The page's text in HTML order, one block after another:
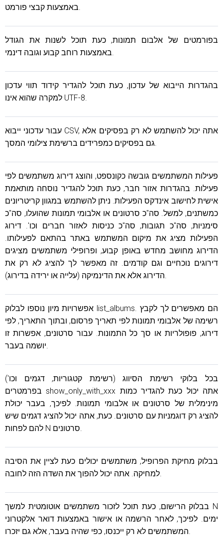
באמצעות קבצי פורמט.
בפורמטים של אלבום תמונות, כעת תוכל לשנות את הגודל
באמצעות רוחב קבוע וגובה דינמי.
בהגדרות הייבוא ​​של עדכון, כעת תוכל להגדיר קידוד תווי עדכון
למקרה שהוא אינו UTF-8.
עבור עדכוני ייבוא ​​CSV, אתה יכול להשתמש לא רק בפסיקים אלא
גם בפסיקים כמפרידים ברשימת צילומי המסך.
פעילות המשתמשים גובשה כקונספט, והוצג דירוג משתמשים לפי
פעילות. בהגדרות אזור חבר, כעת תוכל להגדיר נוסחה מותאמת
אישית לחישוב אינדקס הפעילות. ניתן להשתמש במגוון קריטריונים
כמשתנים, למשל. סה"כ סרטונים או אלבומי תמונות שהועלו, סה"כ
סימניות, סה"כ תגובות, סה"כ כניסות לאזור חברים וכו'. דירוג
הפעילות מציג את מיקום המשתמש באתר בהתאם לפעילותו.
הדירוג מחושב מחדש באופן קבוע, ופרופילי משתמשים מציגים
דירוגים נוכחיים וגם קודמים. זה מאפשר לך להציג לא רק את
הדירוג אלא את הדינמיקה (עלייה או ירידה בדירוג).
אפשרויות מיון נוספו לבלוק list_albums. הם מאפשרים לך לקבץ
רשימה של אלבומי תמונות לפי תאריך פרסום, ובתוך התאריך, לפי
דירוג, פופולריות או סך כל התמונות. עבור סרטונים, אפשרות זו
יושמה בעבר.
בכל בלוקי רשימת הסיווג (רשימת קטגוריות, דגמים וכו')
בפרמטרים show_only_with_xxx אתה יכול כעת להגדיר כמות
מינימלית של סרטונים או אלבומי תמונות. לפיכך, בעבר יכולת
להציג רק דוגמניות עם סרטונים. כעת, אתה יכול להציג דגמים שיש
להם לפחות N סרטונים.
בבלוק מחיקת הפרופיל, משתמשים יכולים כעת לציין את הסיבה
למחיקה. אתה יכול להפוך את השדה הזה לחובה.
בבלוק הרישום, כעת תוכל לזכור משתמשים אוטומטית למשך N
ימים. לפיכך, לאחר הרשמה או אישור באמצעות דואר אלקטרוני
המשתמשים לא רק ייכנסו, כפי שהיה בעבר, אלא גם יזכרו.